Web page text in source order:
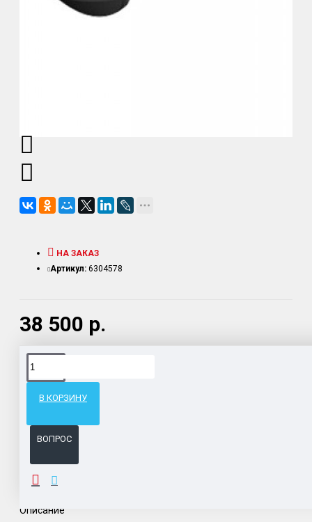
38 500 р.
НА ЗАКАЗ
Артикул: 6304578
В КОРЗИНУ
ВОПРОС
Доставка товара по всему Таможенному союзу.
ОПИСАНИЕ
Описание